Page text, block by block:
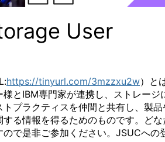
User
https://tinyurl.com/3mzzxu2w）と
とIBM専門家が連携し、ストレージ
プラクティスを仲間と共有し、製品
る情報を得るためのものです。
ど
で是非ご参加ください。 JSUCへの